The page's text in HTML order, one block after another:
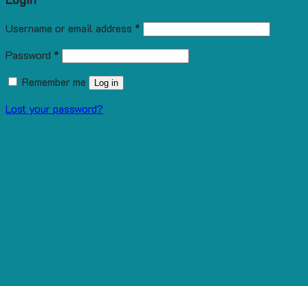
Username or email address *
Password *
Remember me
Log in
Lost your password?